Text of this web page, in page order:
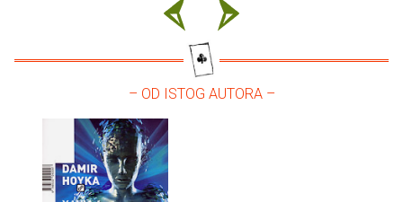
– OD ISTOG AUTORA –